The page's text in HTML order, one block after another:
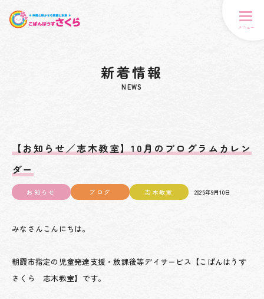
メニュー
新着情報
NEWS
【お知らせ／志木教室】10月のプログラムカレン
ダー
お知らせ ブログ 志木教室 2025年9月10日
みなさんこんにちは。
朝霞市指定の児童発達支援・放課後等デイサービス【こぱんはうす
さくら 志木教室】です。